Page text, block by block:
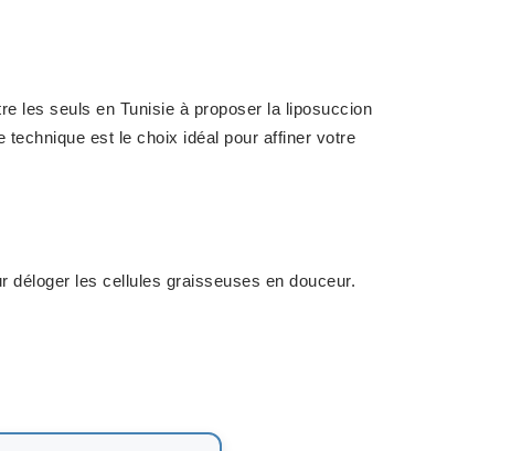
les seuls en Tunisie à proposer la liposuccion
est le choix idéal pour affiner votre
déloger les cellules graisseuses en douceur.